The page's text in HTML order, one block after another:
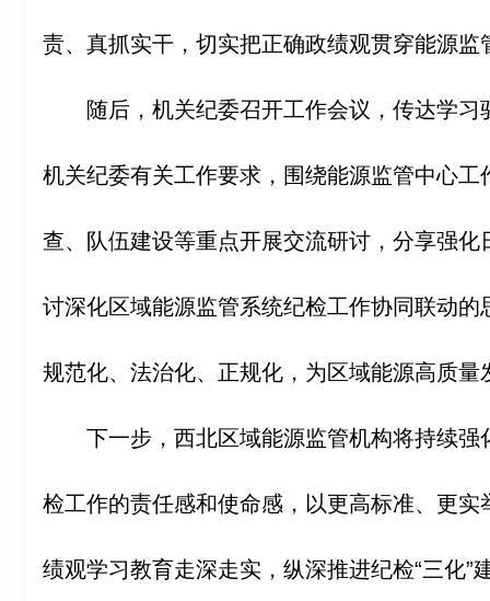
责、真抓实干，切实把正确政绩观贯穿能源监
随后，机关纪委召开工作会议，传达学
机关纪委有关工作要求，围绕能源监管中心
查、队伍建设等重点开展交流研讨，分享强
讨深化区域能源监管系统纪检工作协同联动
规范化、法治化、正规化，为区域能源高质量
下一步，西北区域能源监管机构将持续
检工作的责任感和使命感，以更高标准、更
绩观学习教育走深走实，纵深推进纪检“三化”